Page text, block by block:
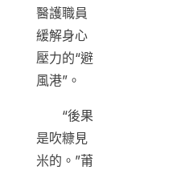
醫護職員
緩解身心
壓力的“避
風港”。
“後果
是吹糠見
米的。”莆